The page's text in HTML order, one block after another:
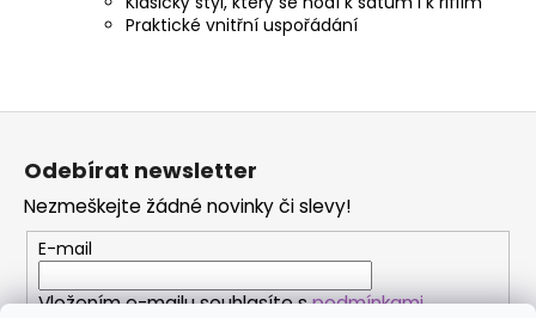
Praktické vnitřní uspořádání
Odebírat newsletter
Nezmeškejte žádné novinky či slevy!
E-mail
Vložením e-mailu souhlasíte spodmínkami